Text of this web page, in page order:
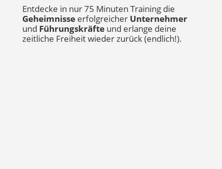
Entdecke in nur 75 Minuten Training die
Geheimnisseerfolgreicher Unternehmer
und Führungskräfteund erlange deine
zeitliche Freiheit wieder zurück (endlich!).